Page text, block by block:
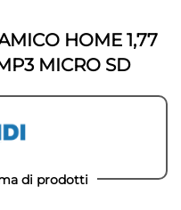
HOME 1,77
MICRO SD
di prodotti